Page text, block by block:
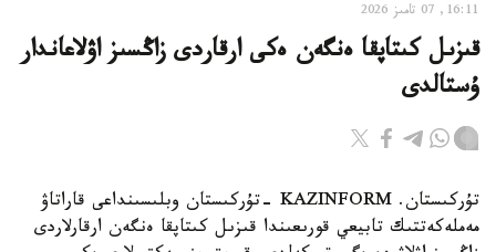
16:11, 07 تامىز 2026
قىزىل كىتاپقا ەنگەن ەكى ارقاردى زاڭسىز اۋلاعاندار
ۇستالدى
تۇركىستان. KAZINFORM -تۇركىستان وبلىسىنداعى قاراتاۋ
مەملەكەتتىك تابيعي قورىعىندا قىزىل كىتاپقا ەنگەن ارقارلاردى